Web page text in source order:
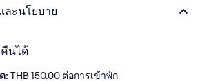
ละนโยบาย
นได้
: THB 150.00 ต่อการเข้าพัก